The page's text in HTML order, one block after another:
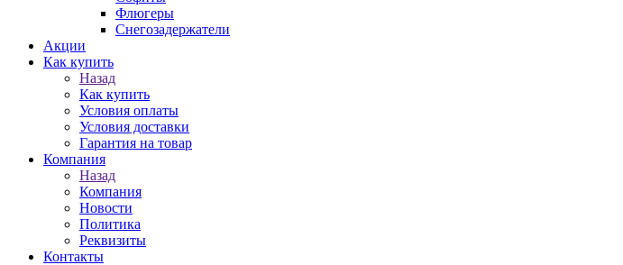
Флюгеры
Снегозадержатели
Акции
Как купить
Назад
Как купить
Условия оплаты
Условия доставки
Гарантия на товар
Компания
Назад
Компания
Новости
Политика
Реквизиты
Контакты